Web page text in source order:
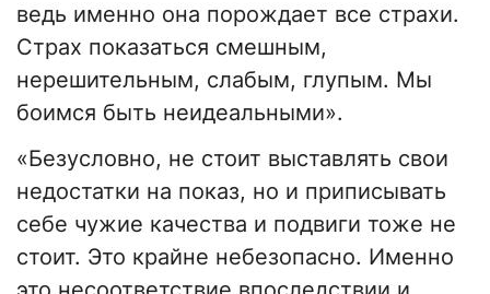
ведь именно она порождает все страхи.
Страх показаться смешным,
нерешительным, слабым, глупым. Мы
боимся быть неидеальными».
«Безусловно, не стоит выставлять свои
недостатки на показ, но и приписывать
себе чужие качества и подвиги тоже не
стоит. Это крайне небезопасно. Именно